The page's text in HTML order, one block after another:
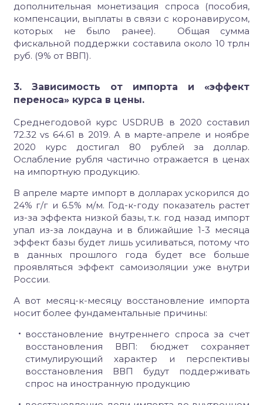
дополнительная монетизация спроса (пособия,
компенсации, выплаты в связи с коронавирусом,
которых не было ранее). Общая сумма
фискальной поддержки составила около 10 трлн
руб. (9% от ВВП).
3. Зависимость от импорта и «эффект
переноса» курса в цены.
Среднегодовой курс USDRUB в 2020 составил
72.32 vs 64.61 в 2019. А в марте-апреле и ноябре
2020 курс достигал 80 рублей за доллар.
Ослабление рубля частично отражается в ценах
на импортную продукцию.
В апреле марте импорт в долларах ускорился до
24% г/г и 6.5% м/м. Год-к-году показатель растет
из-за эффекта низкой базы, т.к. год назад импорт
упал из-за локдауна и в ближайшие 1-3 месяца
эффект базы будет лишь усиливаться, потому что
в данных прошлого года будет все больше
проявляться эффект самоизоляции уже внутри
России.
А вот месяц-к-месяцу восстановление импорта
носит более фундаментальные причины:
восстановление внутреннего спроса за счет
восстановления ВВП: бюджет сохраняет
стимулирующий характер и перспективы
восстановления ВВП будут поддерживать
спрос на иностранную продукцию